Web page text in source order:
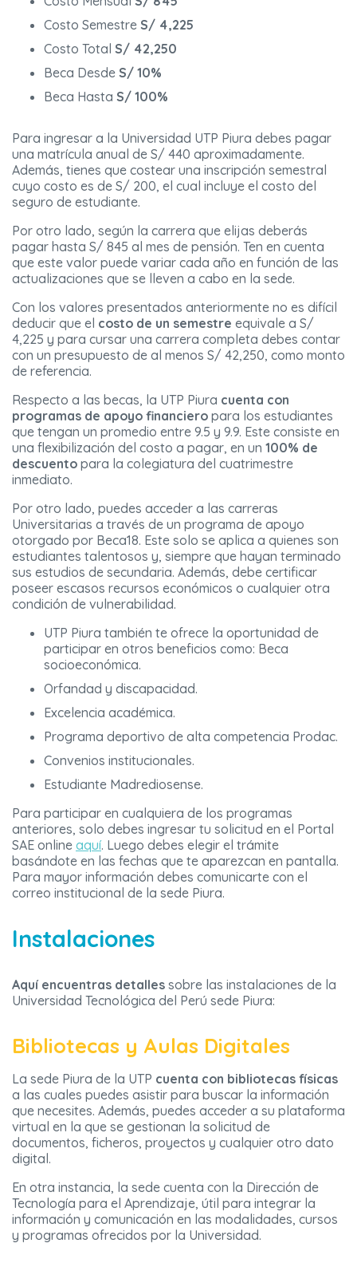
Costo Semestre S/ 4,225
Costo Total S/ 42,250
Beca Desde S/ 10%
Beca Hasta S/ 100%
Para ingresar a la Universidad UTP Piura debes pagar
una matrícula anual de S/ 440 aproximadamente.
Además, tienes que costear una inscripción semestral
cuyo costo es de S/ 200, el cual incluye el costo del
seguro de estudiante.
Por otro lado, según la carrera que elijas deberás
pagar hasta S/ 845 al mes de pensión. Ten en cuenta
que este valor puede variar cada año en función de las
actualizaciones que se lleven a cabo en la sede.
Con los valores presentados anteriormente no es difícil
deducir que el costo de un semestre equivale a S/
4,225 y para cursar una carrera completa debes contar
con un presupuesto de al menos S/ 42,250, como monto
de referencia.
Respecto a las becas, la UTP Piura cuenta con
programas de apoyo financiero para los estudiantes
que tengan un promedio entre 9.5 y 9.9. Este consiste en
una flexibilización del costo a pagar, en un 100% de
descuento para la colegiatura del cuatrimestre
inmediato.
Por otro lado, puedes acceder a las carreras
Universitarias a través de un programa de apoyo
otorgado por Beca18. Este solo se aplica a quienes son
estudiantes talentosos y, siempre que hayan terminado
sus estudios de secundaria. Además, debe certificar
poseer escasos recursos económicos o cualquier otra
condición de vulnerabilidad.
UTP Piura también te ofrece la oportunidad de
participar en otros beneficios como: Beca
socioeconómica.
Orfandad y discapacidad.
Excelencia académica.
Programa deportivo de alta competencia Prodac.
Convenios institucionales.
Estudiante Madrediosense.
Para participar en cualquiera de los programas
anteriores, solo debes ingresar tu solicitud en el Portal
SAE online aquí. Luego debes elegir el trámite
basándote en las fechas que te aparezcan en pantalla.
Para mayor información debes comunicarte con el
correo institucional de la sede Piura.
Instalaciones
Aquí encuentras detalles sobre las instalaciones de la
Universidad Tecnológica del Perú sede Piura:
Bibliotecas y Aulas Digitales
La sede Piura de la UTP cuenta con bibliotecas físicas
a las cuales puedes asistir para buscar la información
que necesites. Además, puedes acceder a su plataforma
virtual en la que se gestionan la solicitud de
documentos, ficheros, proyectos y cualquier otro dato
digital.
En otra instancia, la sede cuenta con la Dirección de
Tecnología para el Aprendizaje, útil para integrar la
información y comunicación en las modalidades, cursos
y programas ofrecidos por la Universidad.